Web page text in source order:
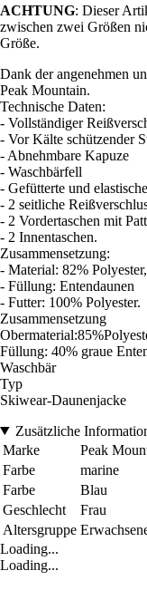
ACHTUNG: Dieser
zwischen zwei Größen
Größe.
Dank der angenehmen
Peak Mountain.
Technische Daten:
- Vollständiger
- Vor Kälte schützender
- Abnehmbare Kapuze
- Waschbärfell
- Gefütterte und
- 2 seitliche
- 2 Vordertaschen mit
- 2 Innentaschen.
Zusammensetzung:
- Material: 82%
- Füllung: Entendaunen
- Futter: 100% Polyester.
Zusammensetzung
Füllung: 40% graue
Waschbär
Typ
Skiwear-Daunenjacke
Zusätzliche
Marke
Peak
Farbe
marine
Farbe
Blau
Geschlecht
Frau
Altersgruppe
Loading...
Loading...